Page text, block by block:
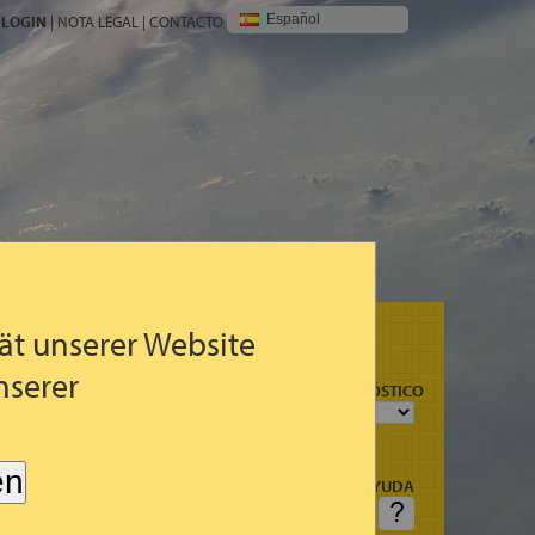
unserer Website
LOGIN | NOTA LEGAL | CONTACTO Español
MAPAS DE PRONÓSTICO
AYUDA